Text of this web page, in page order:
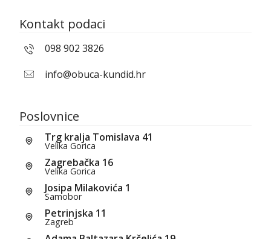
Kontakt podaci
098 902 3826
info@obuca-kundid.hr
Poslovnice
Trg kralja Tomislava 41
Velika Gorica
Zagrebačka 16
Velika Gorica
Josipa Milakovića 1
Samobor
Petrinjska 11
Zagreb